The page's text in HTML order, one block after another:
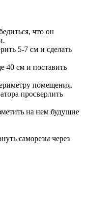
что он
5-7 см и сделать
40 см и поставить
помещения.
просверлить
на нем будущие
саморезы через